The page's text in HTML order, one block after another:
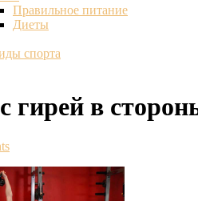
Правильное питание
Диеты
спорта
гирей в